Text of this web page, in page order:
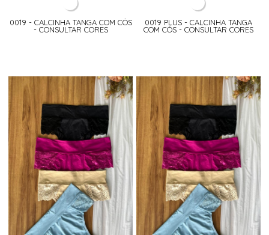
0019 - CALCINHA TANGA COM CÓS
- CONSULTAR CORES
0019 PLUS - CALCINHA TANGA
COM CÓS - CONSULTAR CORES